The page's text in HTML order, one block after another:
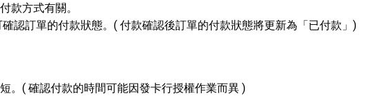
款方式有關。
確認訂單的付款狀態。( 付款確認後訂單的付款狀態將更新為「已付款」)
。( 確認付款的時間可能因發卡行授權作業而異 )